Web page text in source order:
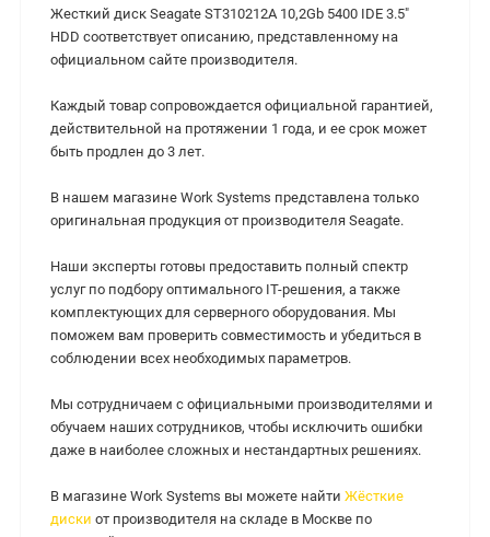
Жесткий диск Seagate ST310212A 10,2Gb 5400 IDE 3.5"
HDD соответствует описанию, представленному на
официальном сайте производителя.
Каждый товар сопровождается официальной гарантией,
действительной на протяжении 1 года, и ее срок может
быть продлен до 3 лет.
В нашем магазине Work Systems представлена только
оригинальная продукция от производителя Seagate.
Наши эксперты готовы предоставить полный спектр
услуг по подбору оптимального IT-решения, а также
комплектующих для серверного оборудования. Мы
поможем вам проверить совместимость и убедиться в
соблюдении всех необходимых параметров.
Мы сотрудничаем с официальными производителями и
обучаем наших сотрудников, чтобы исключить ошибки
даже в наиболее сложных и нестандартных решениях.
В магазине Work Systems вы можете найти Жёсткие
диски от производителя на складе в Москве по